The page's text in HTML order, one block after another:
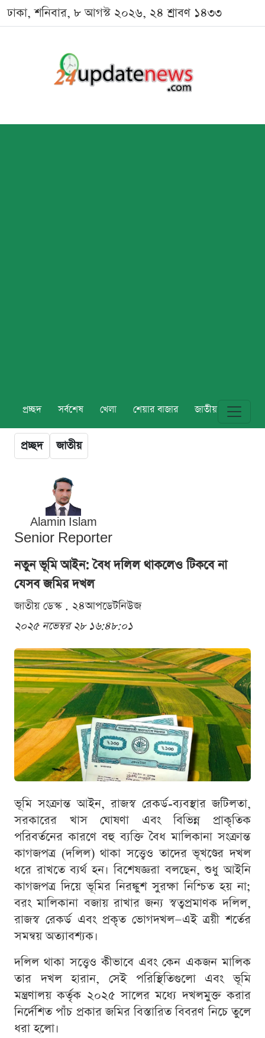
ঢাকা, শনিবার, ৮ আগস্ট ২০২৬, ২৪ শ্রাবণ ১৪৩৩
প্রচ্ছদ সর্বশেষ খেলা শেয়ার বাজার জাতীয় বিশ্ব
প্রচ্ছদ জাতীয়
Alamin Islam
Senior Reporter
নতুন ভূমি আইন: বৈধ দলিল থাকলেও টিকবে না
যেসব জমির দখল
জাতীয় ডেস্ক . ২৪আপডেটনিউজ
২০২৫ নভেম্বর ২৮ ১৬:৪৮:০১
ভূমি সংক্রান্ত আইন, রাজস্ব রেকর্ড-ব্যবস্থার জটিলতা,
সরকারের খাস ঘোষণা এবং বিভিন্ন প্রাকৃতিক
পরিবর্তনের কারণে বহু ব্যক্তি বৈধ মালিকানা সংক্রান্ত
কাগজপত্র (দলিল) থাকা সত্ত্বেও তাদের ভূখণ্ডের দখল
ধরে রাখতে ব্যর্থ হন। বিশেষজ্ঞরা বলছেন, শুধু আইনি
কাগজপত্র দিয়ে ভূমির নিরঙ্কুশ সুরক্ষা নিশ্চিত হয় না;
বরং মালিকানা বজায় রাখার জন্য স্বত্বপ্রমাণক দলিল,
রাজস্ব রেকর্ড এবং প্রকৃত ভোগদখল—এই ত্রয়ী শর্তের
সমন্বয় অত্যাবশ্যক।
দলিল থাকা সত্ত্বেও কীভাবে এবং কেন একজন মালিক
তার দখল হারান, সেই পরিস্থিতিগুলো এবং ভূমি
মন্ত্রণালয় কর্তৃক ২০২৫ সালের মধ্যে দখলমুক্ত করার
নির্দেশিত পাঁচ প্রকার জমির বিস্তারিত বিবরণ নিচে তুলে
ধরা হলো।